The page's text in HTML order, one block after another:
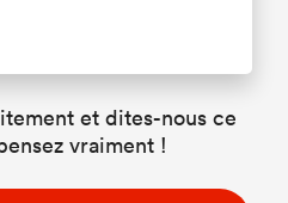
et dites-nous ce
vraiment !